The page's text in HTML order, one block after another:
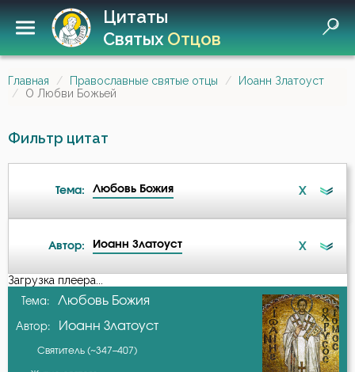
Цитаты
СвятыхОтцов
Главная Православные святые отцы
Иоанн Златоуст
О Любви Божьей
Фильтр цитат
Тема: Любовь Божия X
Ад
Ангел Хранитель
Автор: Иоанн Златоуст X
А-я
Авва Дорофей
Загрузка плеера...
Тема: Любовь Божия
Автор: Иоанн Златоуст
Святитель (~347–407)